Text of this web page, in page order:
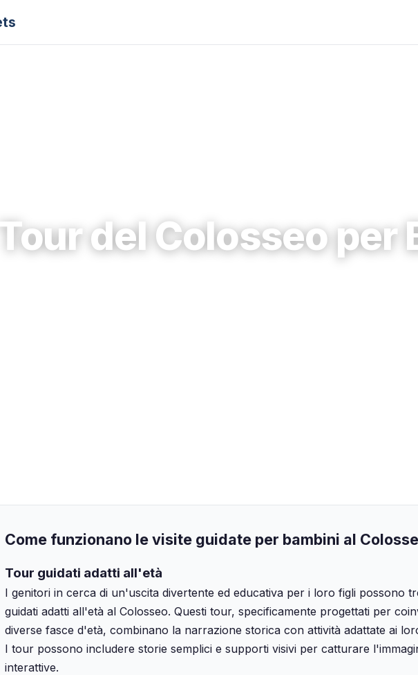
Tour del Colosseo per
Come funzionano le visite guidate per bambini al
Tour guidati adatti all'età
I genitori in cerca di un'uscita divertente ed educativa per i loro figli possono
guidati adatti all'età al Colosseo. Questi tour, specificamente progettati per
diverse fasce d'età, combinano la narrazione storica con attività adattate ai
I tour possono includere storie semplici e supporti visivi per catturare
interattive.